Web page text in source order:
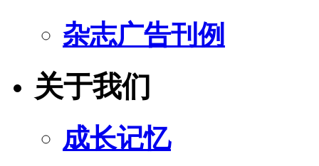
杂志广告刊例
关于我们
成长记忆